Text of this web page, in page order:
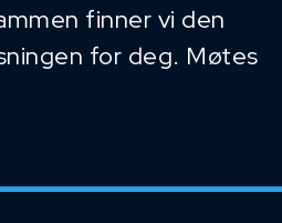
finner vi den
for deg. Møtes